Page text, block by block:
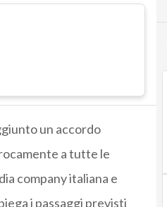
un accordo
a tutte le
company italiana e
i passaggi previsti